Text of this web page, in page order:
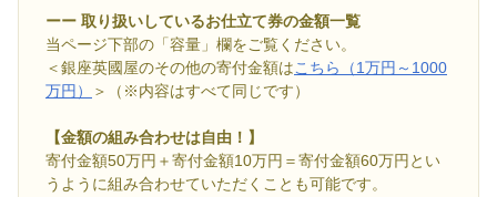
ーー 取り扱いしているお仕立て券の金額一覧
当ページ下部の「容量」欄をご覧ください。
＜銀座英國屋のその他の寄付金額はこちら（1万円～1000
万円）
＞（※内容はすべて同じです）
【金額の組み合わせは自由！】
寄付金額50万円＋寄付金額10万円＝寄付金額60万円とい
うように組み合わせていただくことも可能です。